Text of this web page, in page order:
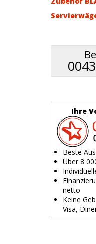
Ihre
Beste
Über 8
netto
Keine
Visa,